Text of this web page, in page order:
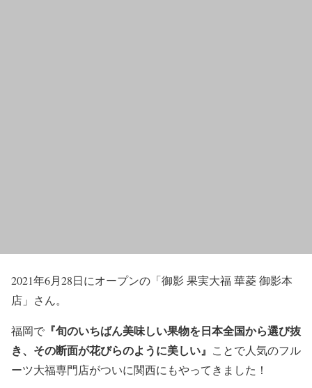
2021年6月28日にオープンの「御影 果実大福 華菱 御影本
店」さん。
福岡で 『旬のいちばん美味しい果物を日本全国から選び抜
き、その断面が花びらのように美しい』 ことで人気のフル
ーツ大福専門店がついに関西にもやってきました！